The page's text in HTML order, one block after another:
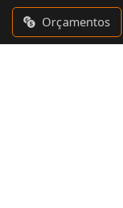
Orçamentos